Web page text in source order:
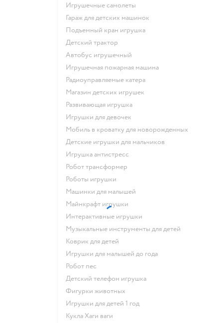
Игрушечные самолеты
Гараж для детских машинок
Подъемный кран игрушка
Детский трактор
Автобус игрушечный
Игрушечная пожарная машина
Радиоуправляемые катера
Магазин детских игрушек
Развивающая игрушка
Игрушки для девочек
Мобиль в кроватку для новорожденных
Детские игрушки для мальчиков
Игрушка антистресс
Робот трансформер
Роботы игрушки
Машинки для малышей
Майнкрафт игрушки
Интерактивные игрушки
Музыкальные инструменты для детей
Коврик для детей
Игрушки для малышей до года
Робот пес
Детский телефон игрушка
Фигурки животных
Игрушки для детей 1 год
Кукла Хаги ваги